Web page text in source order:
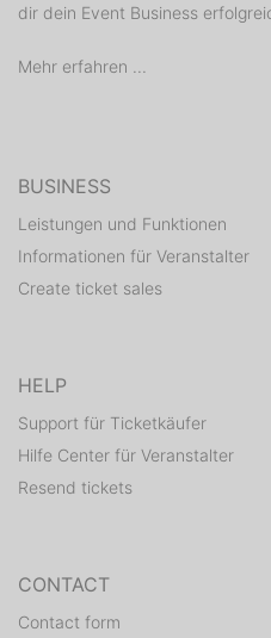
dir dein Event Business
Mehr erfahren ...
BUSINESS
Leistungen und Funktionen
Informationen für Veranstalter
Create ticket sales
HELP
Support für Ticketkäufer
Hilfe Center für Veranstalter
Resend tickets
CONTACT
Contact form